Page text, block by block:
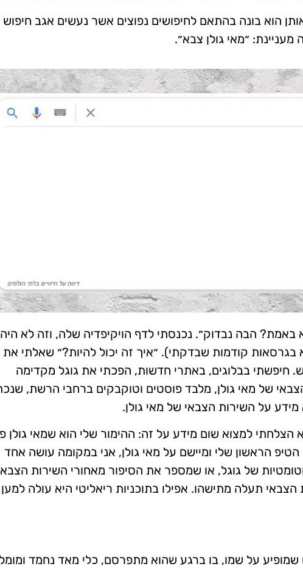
הוא בונה בהתאם לחיפושים נפוצים אשר נעשים אגב חיפוש
״מאי גולן צבא״.
הבה נבדוק״. נכנסתי לדף הויקיפדיה שלה, וזה לא
קודמות שבדקתי). ״איך זה יכול להיות?״ שאלתי את
חיפשתי בבלוגים, באתרי חדשות, הפכתי את גוגל מקדימה
של מאי גולן, מלבד פוסטים וטוקבקים ברחבי הרשת,
על השירות הצבאי של מאי גולן.
הצלחתי למצוא שום מידע על זה: ההימור שלי הוא שמאי גולן
הראשון שלי ומיישם על מאי גולן, אני במקומה עושה אחד
של גוגל, או שמספר את הסיפור מאחורי השירות
תעלה מתישהו. אפילו בתוכניות ריאליטי היא עולה
שמופיע על שמו, בו ברגע שהוא מתפרסם, כלי מאד נחמד